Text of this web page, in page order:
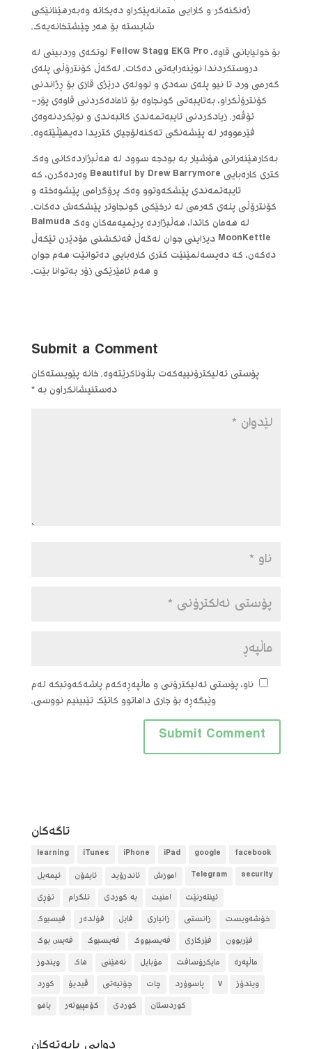
ژەنگنەگر و کارایی متمانەپێکراو دەیکاتە وەبەرهێنانێکی
شایستە بۆ هەر چێشتخانەیەک.
بۆ خولیایانی قاوە، Fellow Stagg EKG Pro لوتکەی وردبینی لە
دروستکردندا نوێنەرایەتی دەکات. لەگەڵ کۆنترۆڵی پلەی
گەرمی ورد تا نیو پلەی سەدی و لوولەی درێژی قازی بۆ ڕژاندنی
کۆنترۆڵکراو، بەتایبەتی گونجاوە بۆ ئامادەکردنی قاوەی پۆر-
ئۆڤەر. زیادکردنی تایبەتمەندی کاتبەندی و نوێکردنەوەی
فێرمووەر لە پێشەنگی تەکنەلۆجیای کتریدا دەیهێڵێتەوە.
بەکارهێنەرانی هۆشیار بە بودجە سوود لە هەڵبژاردەکانی وەک
کتری کارەبایی Beautiful by Drew Barrymore وەردەگرن، کە
تایبەتمەندی پێشکەوتوو وەک پرۆگرامی پێشوەختە و
کۆنترۆڵی پلەی گەرمی لە نرخێکی گونجاوتر پێشکەش دەکات.
لە هەمان کاتدا، هەڵبژاردە پرێمیەمەکان وەک Balmuda
MoonKettle دیزاینی جوان لەگەڵ فەنکشنی مۆدێرن تێکەڵ
دەکەن، کە دەیسەلمێنێت کتری کارەبایی دەتوانێت هەم جوان
و هەم ئامێرێکی زۆر بەتوانا بێت.
Submit a Comment
پۆستی ئەلیکترۆنییەکەت بڵاوناکرێتەوە. خانە پێویستەکان
دەستنیشانکراون بە*
ناو، پۆستی ئەلیکترۆنی و ماڵپەڕەکەم پاشەکەوتبکە لەم
وێبگەڕە بۆ جاری داهاتوو کاتێک تێبینیم نووسی.
تاگه‌كان
facebook
google
iPad
iPhone
iTunes
learning
security
Telegram آموزش ئاندرۆید ئایفۆن
ئیمەیل
ئینتەرنێت
امنیت بە کوردی تلگرام
تۆڕی
خۆشەویست
زانستی زانیاری فایل فۆلده‌ر
فیسبوک
فێربوون
فێرکاری فەیسبووک فەیسبوک
فەیس بوک
ماڵپەرە
مایکرۆسافت مۆبایل نەهێنی هاک
ویندوز
ویندۆز
٧ پاسوۆرد چات چۆنیەتی ڤیدیۆ
کورد
کوردستان
کوردی کۆمپیوتەر یاهو